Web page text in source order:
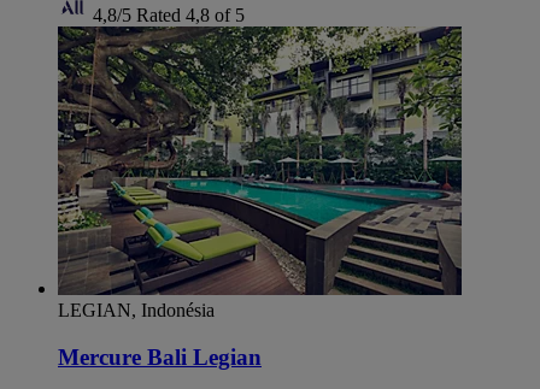
4,8/5 Rated 4,8 of 5
LEGIAN, Indonésia
Mercure Bali Legian